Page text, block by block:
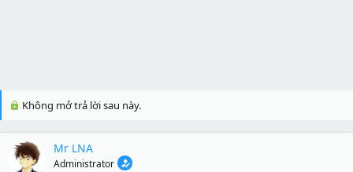
Không mở trả lời sau này.
Mr LNA
Administrator